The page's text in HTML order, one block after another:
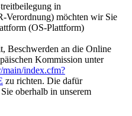
in
Verordnung) möchten wir Sie
(OS-Plattform)
Beschwerden an die Online
Kommission unter
main/index.cfm?
zu richten. Die dafür
oberhalb in unserem